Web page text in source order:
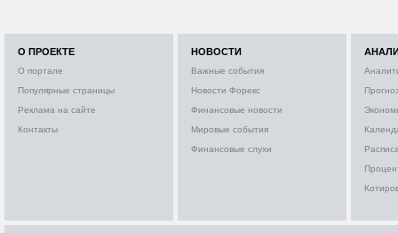
О ПРОЕКТЕ
О портале
Популярные страницы
Реклама на сайте
Контакты
НОВОСТИ
Важные события
Новости Форекс
Финансовые новости
Мировые события
Финансовые слухи